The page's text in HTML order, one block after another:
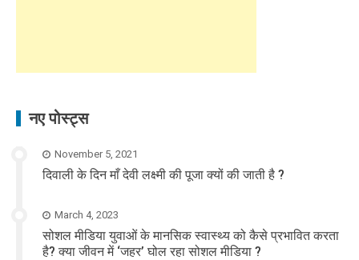
नए पोस्ट्स
November 5, 2021
दिवाली के दिन माँ देवी लक्ष्मी की पूजा क्यों की जाती है ?
March 4, 2023
सोशल मीडिया युवाओं के मानसिक स्वास्थ्य को कैसे प्रभावित करता
है? क्या जीवन में ‘जहर’ घोल रहा सोशल मीडिया ?